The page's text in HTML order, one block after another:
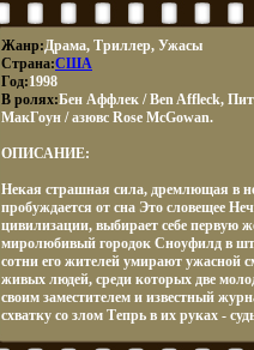
Жанр:Драма, Триллер, Ужасы
Страна:США
Год:1998
В ролях:Бен Аффлек / Ben Affleck,
МакГоун / азювс Rose McGowan.
ОПИСАНИЕ:
Некая страшная сила, дремлющая в
пробуждается от сна Это словещее
цивилизации, выбирает себе первую
миролюбивый городок Сноуфилд в
сотни его жителей умирают ужасной
живых людей, среди которых две
своим заместителем и известный
схватку со злом Тепрь в их руках -